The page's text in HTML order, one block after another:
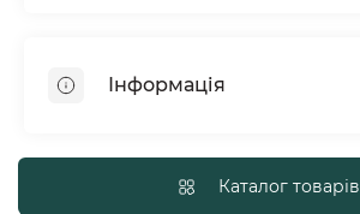
Вазони
Кошики з квітів
Повітряні кульки
Інформація
Каталог товарів